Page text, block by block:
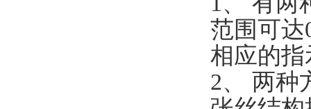
范围可
相应的指
2、 两种